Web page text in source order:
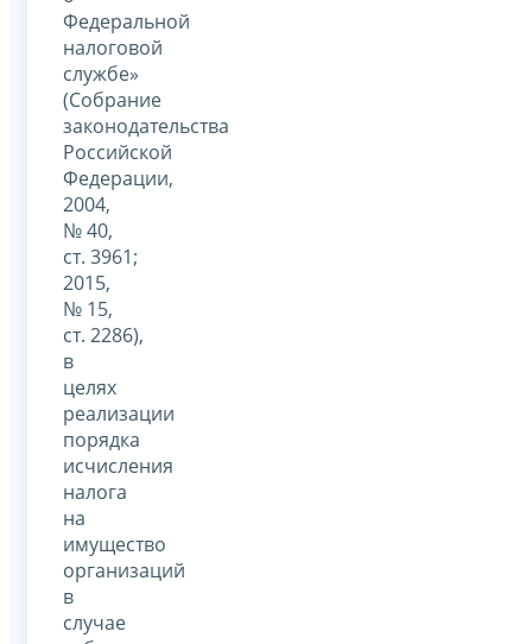
Федеральной
налоговой
службе»
(Собрание
законодательства
Российской
Федерации,
2004,
№ 40,
ст. 3961;
2015,
№ 15,
ст. 2286),
в
целях
реализации
порядка
исчисления
налога
на
имущество
организаций
в
случае